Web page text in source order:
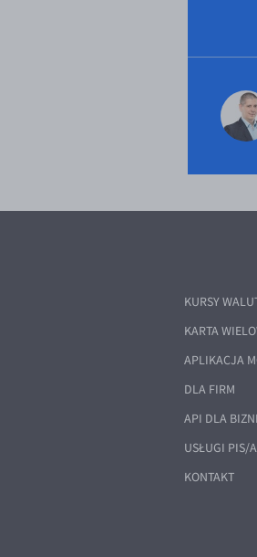
KURSY
KARTA
APLIKACJA
DLA FIRM
API DLA
USŁUGI PIS/
KONTAKT